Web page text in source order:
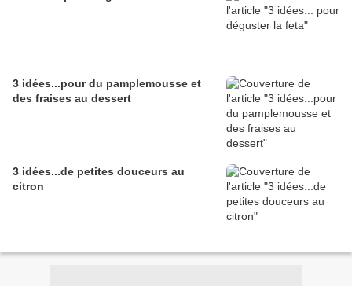
3 idées...pour du pamplemousse et
des fraises au dessert
3 idées...de petites douceurs au
citron